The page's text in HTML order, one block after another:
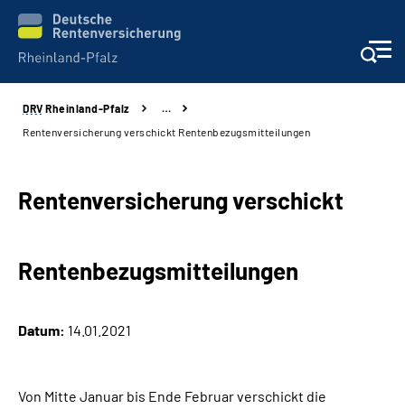
Unsere Leistungen
Karriere
DRV Rheinland-Pfalz
…
Rentenversicherung verschickt Rentenbezugsmitteilungen
Rentenversicherung verschickt
Rentenbezugsmitteilungen
Datum: 14.01.2021
Von Mitte Januar bis Ende Februar verschickt die